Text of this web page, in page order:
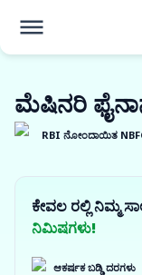
ಮೆಷಿನರಿ
RBI ನೋಂದಾಯಿತ
ಕೇವಲ ರಲ್ಲಿ ನಿಮ್ಮ
ನಿಮಿಷಗಳು!
ಆಕರ್ಷಕ ಬಡ್ಡಿ ದರಗಳು